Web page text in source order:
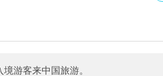
游客来中国旅游。